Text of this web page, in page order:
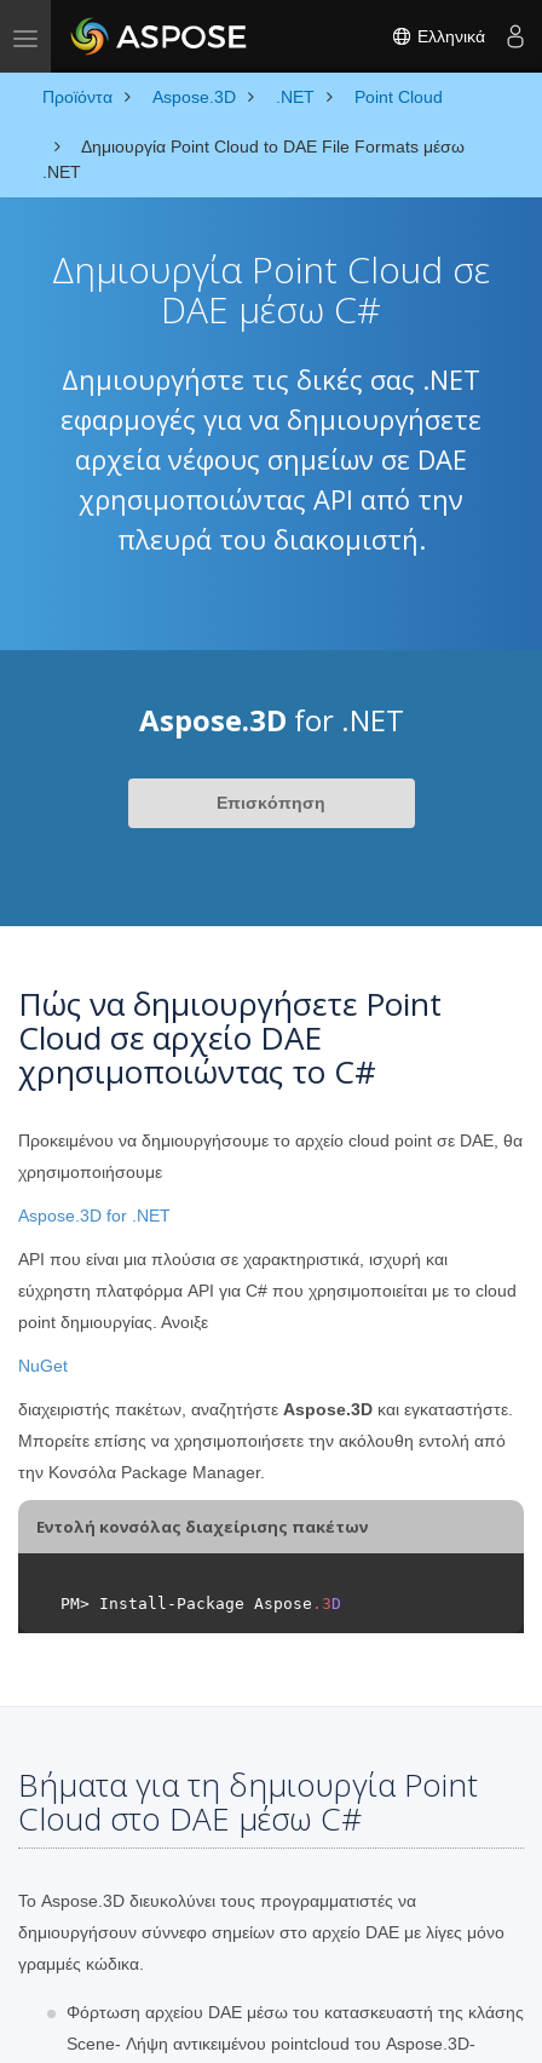
Toggle navigation Ελληνικά
Προϊόντα Aspose.3D .NET Point Cloud
Δημιουργία Point Cloud to DAE File Formats μέσω
.NET
Δημιουργία Point Cloud σε
DAE μέσω C#
Δημιουργήστε τις δικές σας .NET
εφαρμογές για να δημιουργήσετε
αρχεία νέφους σημείων σε DAE
χρησιμοποιώντας API από την
πλευρά του διακομιστή.
Aspose.3D for .NET
Επισκόπηση
Πώς να δημιουργήσετε Point
Cloud σε αρχείο DAE
χρησιμοποιώντας το C#
Προκειμένου να δημιουργήσουμε το αρχείο cloud point σε DAE, θα
χρησιμοποιήσουμε
Aspose.3D for .NET
API που είναι μια πλούσια σε χαρακτηριστικά, ισχυρή και
εύχρηστη πλατφόρμα API για C# που χρησιμοποιείται με το cloud
point δημιουργίας. Ανοιξε
NuGet
διαχειριστής πακέτων, αναζητήστε Aspose.3D και εγκαταστήστε.
Μπορείτε επίσης να χρησιμοποιήσετε την ακόλουθη εντολή από
την Κονσόλα Package Manager.
Εντολή κονσόλας διαχείρισης πακέτων
PM> Install-Package Aspose . 3D
Βήματα για τη δημιουργία Point
Cloud στο DAE μέσω C#
Το Aspose.3D διευκολύνει τους προγραμματιστές να
δημιουργήσουν σύννεφο σημείων στο αρχείο DAE με λίγες μόνο
γραμμές κώδικα.
Φόρτωση αρχείου DAE μέσω του κατασκευαστή της κλάσης
Scene- Λήψη αντικειμένου pointcloud του Aspose.3D-